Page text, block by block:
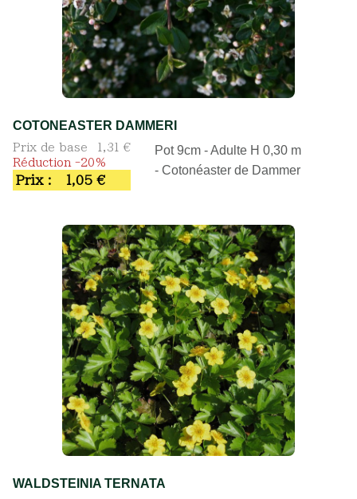
COTONEASTER DAMMERI
Prix de base
1,31 €
Réduction -20%
Prix : 1,05 €
Pot 9cm - Adulte H 0,30 m
- Cotonéaster de Dammer
WALDSTEINIA TERNATA